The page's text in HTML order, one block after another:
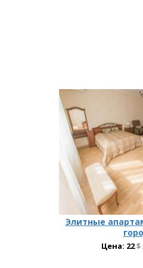
Элитные
Цена: 22$